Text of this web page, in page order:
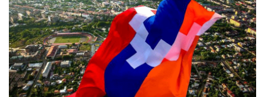
դատավորն ինքնաբացարկ է հայտնել
07.08.2026 16:55
Թուրքիան, Սաուդյան Արաբիան և Պակիստանը
ռազմական դաշինք ստեղծելու մասին